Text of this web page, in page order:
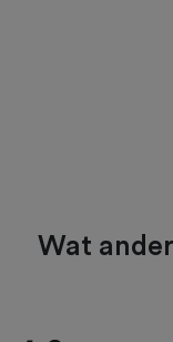
Wat